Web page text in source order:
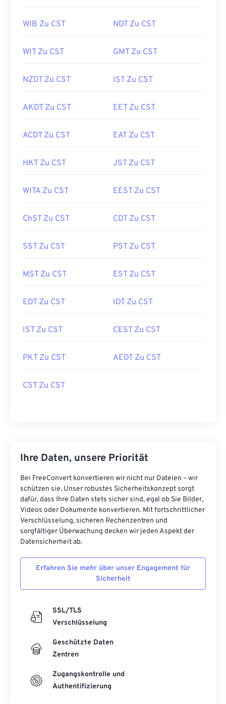
WIB Zu CST NDT Zu CST
WIT Zu CST GMT Zu CST
NZDT Zu CST IST Zu CST
AKDT Zu CST EET Zu CST
ACDT Zu CST EAT Zu CST
HKT Zu CST JST Zu CST
WITA Zu CST EEST Zu CST
ChST Zu CST CDT Zu CST
SST Zu CST PST Zu CST
MST Zu CST EST Zu CST
EDT Zu CST IDT Zu CST
IST Zu CST CEST Zu CST
PKT Zu CST AEDT Zu CST
CST Zu CST
Ihre Daten, unsere Priorität
Bei FreeConvert konvertieren wir nicht nur Dateien – wir
schützen sie. Unser robustes Sicherheitskonzept sorgt
dafür, dass Ihre Daten stets sicher sind, egal ob Sie Bilder,
Videos oder Dokumente konvertieren. Mit fortschrittlicher
Verschlüsselung, sicheren Rechenzentren und
sorgfältiger Überwachung decken wir jeden Aspekt der
Datensicherheit ab.
Erfahren Sie mehr über unser Engagement für
Sicherheit
SSL/TLS
Verschlüsselung
Geschützte Daten
Zentren
Zugangskontrolle und
Authentifizierung